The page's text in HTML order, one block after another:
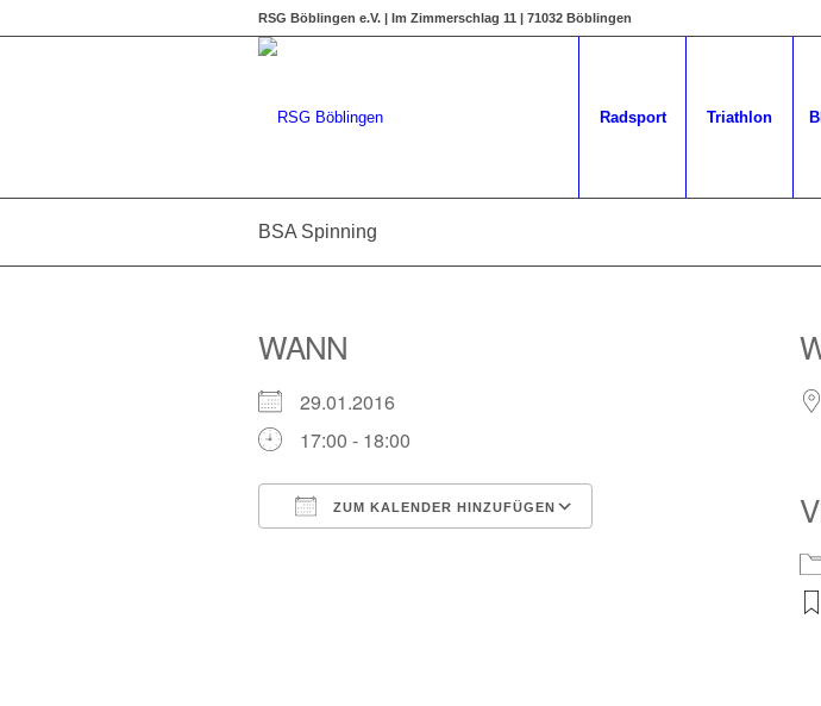
RSG Böblingen e.V. | Im Zimmerschlag 11 | 71032 Böblingen
Radsport Triathlon
BSA Spinning
WANN
29.01.2016
17:00 - 18:00
ZUM KALENDER HINZUFÜGEN